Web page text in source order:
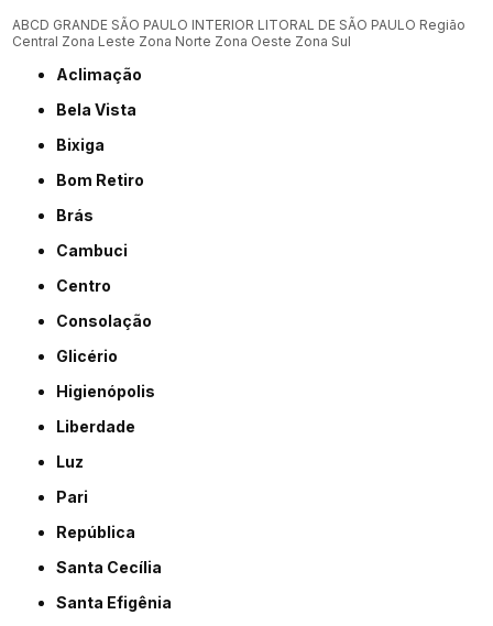
ABCD GRANDE SÃO PAULO INTERIOR LITORAL DE SÃO PAULO Região
Central Zona Leste Zona Norte Zona Oeste Zona Sul
Aclimação
Bela Vista
Bixiga
Bom Retiro
Brás
Cambuci
Centro
Consolação
Glicério
Higienópolis
Liberdade
Luz
Pari
República
Santa Cecília
Santa Efigênia